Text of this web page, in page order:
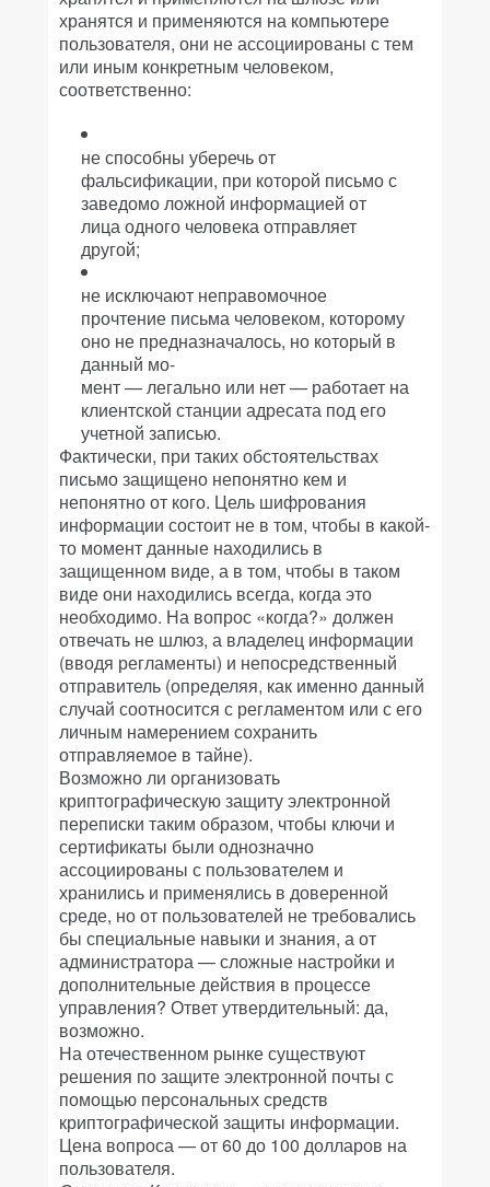
хранятся и применяются на компьютере
пользователя, они не ассоциированы с тем
или иным конкретным человеком,
соответственно:
не способны уберечь от
фальсификации, при которой письмо с
заведомо ложной информацией от
лица одного человека отправляет
другой;
не исключают неправомочное
прочтение письма человеком, которому
оно не предназначалось, но который в
данный мо-
мент — легально или нет — работает на
клиентской станции адресата под его
учетной записью.
Фактически, при таких обстоятельствах
письмо защищено непонятно кем и
непонятно от кого. Цель шифрования
информации состоит не в том, чтобы в какой-
то момент данные находились в
защищенном виде, а в том, чтобы в таком
виде они находились всегда, когда это
необходимо. На вопрос «когда?» должен
отвечать не шлюз, а владелец информации
(вводя регламенты) и непосредственный
отправитель (определяя, как именно данный
случай соотносится с регламентом или с его
личным намерением сохранить
отправляемое в тайне).
Возможно ли организовать
криптографическую защиту электронной
переписки таким образом, чтобы ключи и
сертификаты были однозначно
ассоциированы с пользователем и
хранились и применялись в доверенной
среде, но от пользователей не требовались
бы специальные навыки и знания, а от
администратора — сложные настройки и
дополнительные действия в процессе
управления? Ответ утвердительный: да,
возможно.
На отечественном рынке существуют
решения по защите электронной почты с
помощью персональных средств
криптографической защиты информации.
Цена вопроса — от 60 до 100 долларов на
пользователя.